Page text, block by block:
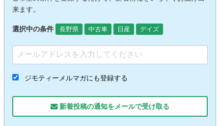
来ます。
選択中の条件 長野県 中古車 日産 デイズ
ジモティーメルマガにも登録する
新着投稿の通知をメールで受け取る